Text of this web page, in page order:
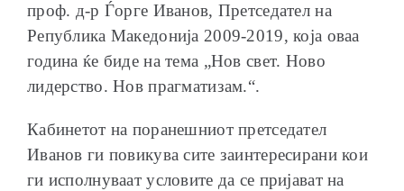
ПРМ 2009-2019
проф. д-р Ѓорге Иванов, Претседател на
Република Македонија 2009-2019, која оваа
година ќе биде на тема „Нов свет. Ново
лидерство. Нов прагматизам.“.
Кабинетот на поранешниот претседател
Иванов ги повикува сите заинтересирани кои
ги исполнуваат условите да се пријават на